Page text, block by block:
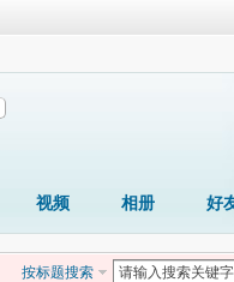
视频 相册 好
按标题搜索